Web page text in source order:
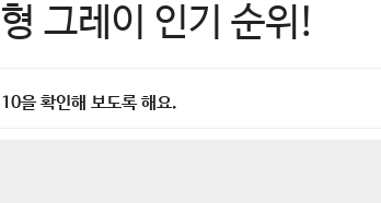
그레이 인기 순위!
을 확인해 보도록 해요.